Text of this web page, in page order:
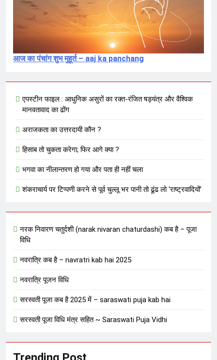
आज का पंचांग शुभ मुहूर्त – aaj ka panchang
एपस्टीन फाइल : आधुनिक असुरों का रक्त-रंजित षड्यंत्र और वैश्विक
मानवतावाद का ढोंग
अराजकता का उत्तरदायी कौन ?
हिसाब तो चुकता करेगा; फिर आगे क्या ?
भगवा का नीलान्तरण हो गया और पता ही नहीं चला
शंकराचार्य पर टिप्पणी करने से पूर्व चुल्लू भर पानी तो ढूंढ लो ‘राष्ट्रवादियों’
नरक निवारण चतुर्दशी (narak nivaran chaturdashi) कब है – पूजा
विधि
नवरात्रि कब है – navratri kab hai 2025
नवरात्रि पूजन विधि
सरस्वती पूजा कब है 2025 में – saraswati puja kab hai
सरस्वती पूजा विधि मंत्र सहित ~ Saraswati Puja Vidhi